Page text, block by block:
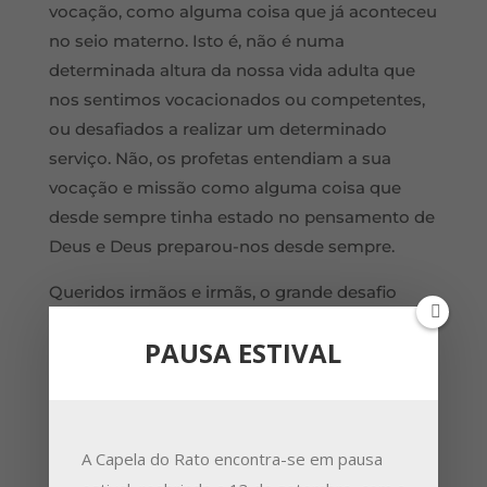
vocação, como alguma coisa que já aconteceu
no seio materno. Isto é, não é numa
determinada altura da nossa vida adulta que
nos sentimos vocacionados ou competentes,
ou desafiados a realizar um determinado
serviço. Não, os profetas entendiam a sua
vocação e missão como alguma coisa que
desde sempre tinha estado no pensamento de
Deus e Deus preparou-nos desde sempre.
Queridos irmãos e irmãs, o grande desafio
entendimento de nós próprios e daquilo que
certas e incertas, encontramos o bem e o mal,
PAUSA ESTIVAL
A Capela do Rato encontra-se em pausa